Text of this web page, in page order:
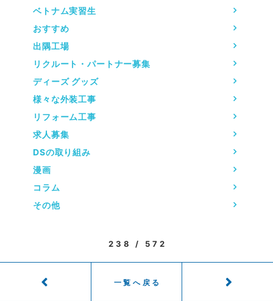
ベトナム実習生
おすすめ
出隅工場
リクルート・パートナー募集
ディーズ グッズ
様々な外装工事
リフォーム工事
求人募集
DSの取り組み
漫画
コラム
その他
238 / 572
一覧へ戻る